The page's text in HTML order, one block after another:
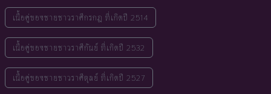
เนื้อคู่ของชายชาวราศีกรกฎ ที่เกิดปี 2514
เนื้อคู่ของชายชาวราศีกันย์ ที่เกิดปี 2532
เนื้อคู่ของชายชาวราศีตุลย์ ที่เกิดปี 2527